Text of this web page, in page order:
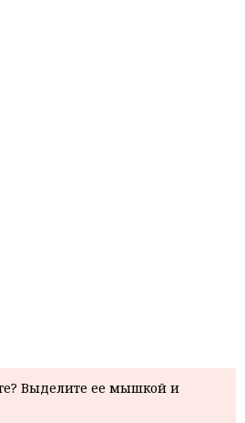
Выделите ее мышкой и